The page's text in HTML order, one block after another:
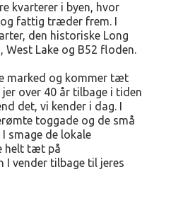
kvarterer i byen, hvor
fattig træder frem. I
den historiske Long
West Lake og B52 floden.
marked og kommer tæt
over 40 år tilbage i tiden
det, vi kender i dag. I
toggade og de små
smage de lokale
helt tæt på
I vender tilbage til jeres